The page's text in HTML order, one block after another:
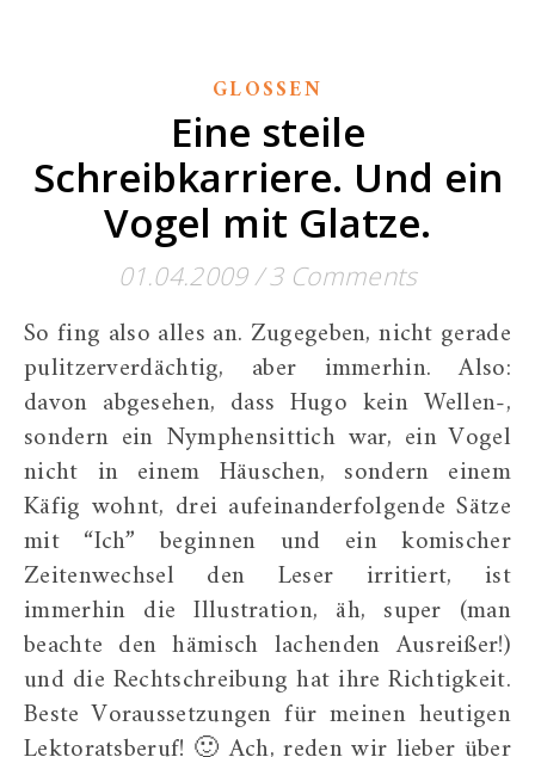
GLOSSEN
Eine steile
Schreibkarriere. Und ein
Vogel mit Glatze.
01.04.2009/ 3 Comments
So fing also alles an. Zugegeben, nicht gerade
pulitzerverdächtig, aber immerhin. Also:
davon abgesehen, dass Hugo kein Wellen-,
sondern ein Nymphensittich war, ein Vogel
nicht in einem Häuschen, sondern einem
Käfig wohnt, drei aufeinanderfolgende Sätze
mit “Ich” beginnen und ein komischer
Zeitenwechsel den Leser irritiert, ist
immerhin die Illustration, äh, super (man
beachte den hämisch lachenden Ausreißer!)
und die Rechtschreibung hat ihre Richtigkeit.
Beste Voraussetzungen für meinen heutigen